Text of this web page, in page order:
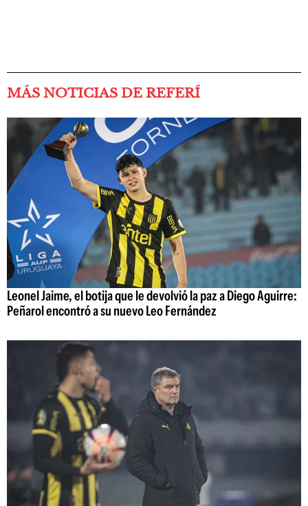
MÁS NOTICIAS DE REFERÍ
Leonel Jaime, el botija que le devolvió la paz a Diego Aguirre:
Peñarol encontró a su nuevo Leo Fernández